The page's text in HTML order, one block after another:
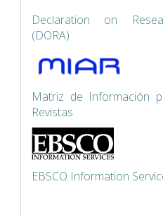
Declaration on
(DORA)
Matriz de Información
Revistas
EBSCO Information